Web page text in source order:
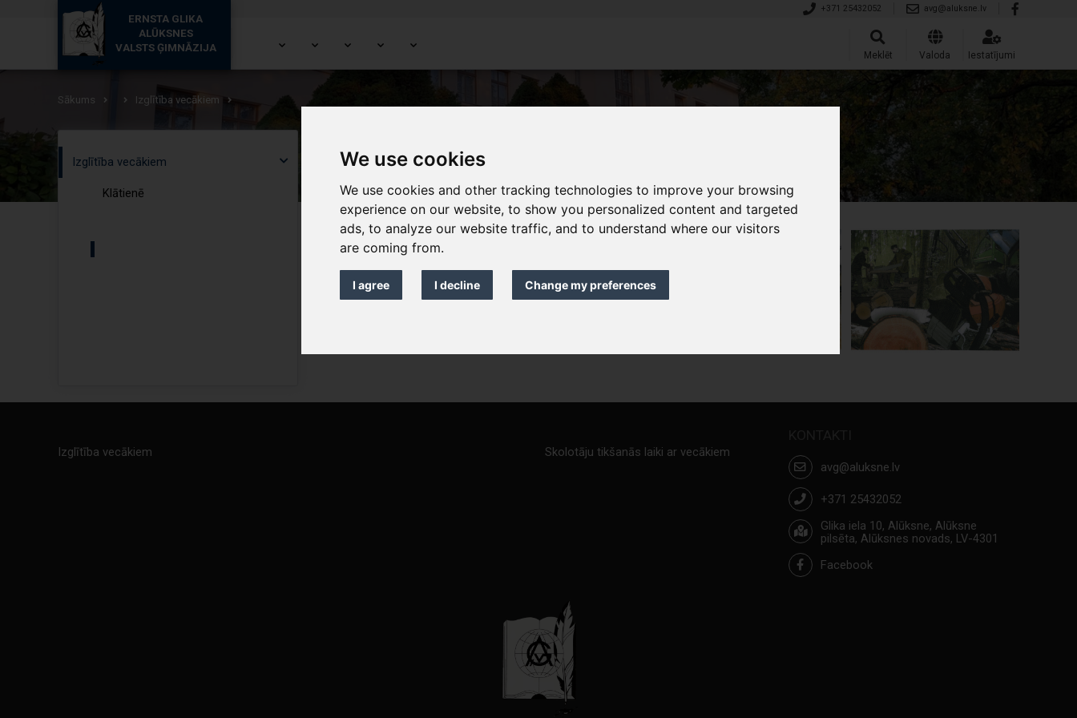
We use cookies
We use cookies and other tracking technologies to improve your browsing
experience on our website, to show you personalized content and targeted
ads, to analyze our website traffic, and to understand where our visitors
are coming from.
I agree I decline Change my preferences
avg@aluksne.lv
+371 25432052
ERNSTA GLIKA
ALŪKSNES
VALSTS ĢIMNĀZIJA
Iestatījumi
Valoda
Meklēt
Sākums Izglītība vecākiem
Izglītība vecākiem
Klātienē
Izglītība vecākiem Skolotāju tikšanās laiki ar vecākiem
avg@aluksne.lv
+371 25432052
Glika iela 10, Alūksne, Alūksne
pilsēta, Alūksnes novads, LV-4301
Facebook